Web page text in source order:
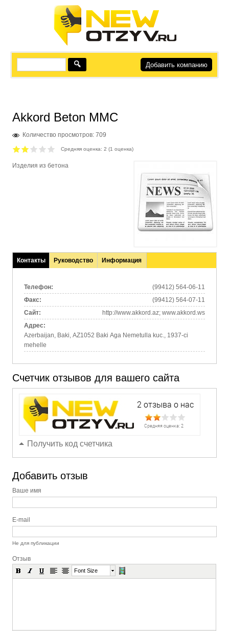
Добавить компанию
Akkord Beton MMC
Количество просмотров: 709
Средняя оценка:2 (1 оценка)
Изделия из бетона
Контакты
(активная
Руководство Информация
Телефон:
(99412) 564-06-11
Факс:
(99412) 564-07-11
Сайт:
http://www.akkord.az; www.akkord.ws
Адрес:
Azerbaijan, Baki, AZ1052 Baki Aga Nemetulla kuc., 1937-ci
mehelle
Счетчик отзывов для вашего сайта
Получить код счетчика
Добавить отзыв
Ваше имя
E-mail
Не для публикации
Отзыв
Font Size